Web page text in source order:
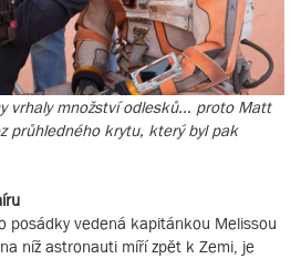
vrhaly množství odlesků... proto Matt
průhledného krytu, který byl pak
posádky vedená kapitánkou Melissou
níž astronauti míří zpět k Zemi, je